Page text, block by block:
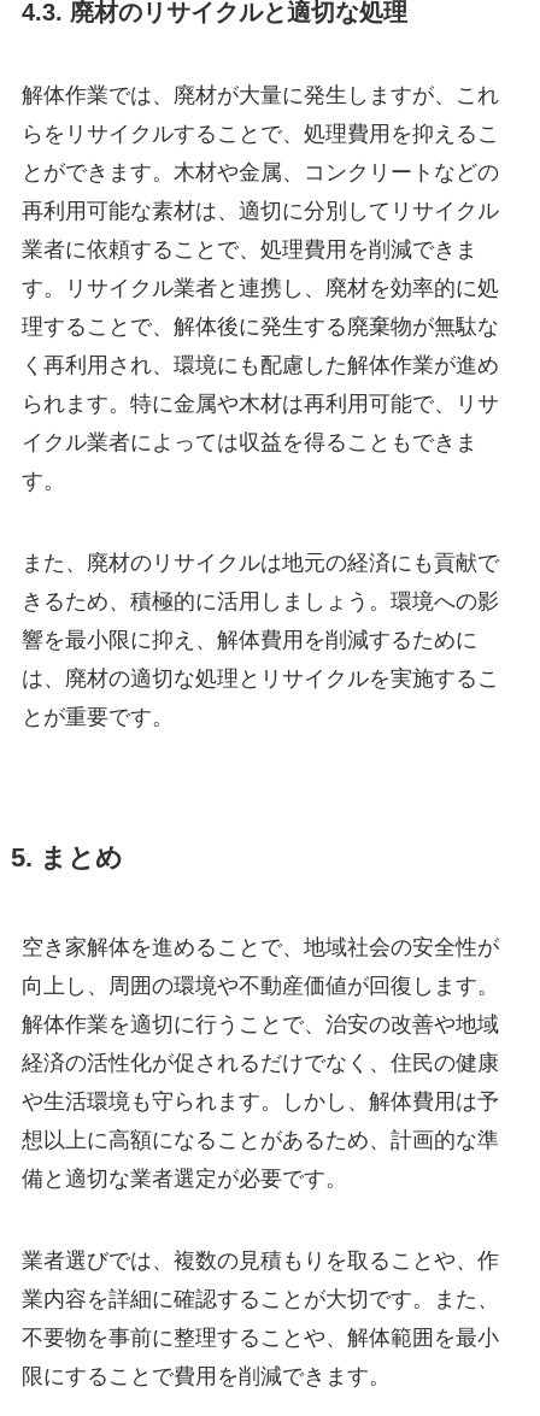
4.3. 廃材のリサイクルと適切な処理
解体作業では、廃材が大量に発生しますが、これ
らをリサイクルすることで、処理費用を抑えるこ
とができます。木材や金属、コンクリートなどの
再利用可能な素材は、適切に分別してリサイクル
業者に依頼することで、処理費用を削減できま
す。リサイクル業者と連携し、廃材を効率的に処
理することで、解体後に発生する廃棄物が無駄な
く再利用され、環境にも配慮した解体作業が進め
られます。特に金属や木材は再利用可能で、リサ
イクル業者によっては収益を得ることもできま
す。
また、廃材のリサイクルは地元の経済にも貢献で
きるため、積極的に活用しましょう。環境への影
響を最小限に抑え、解体費用を削減するために
は、廃材の適切な処理とリサイクルを実施するこ
とが重要です。
5. まとめ
空き家解体を進めることで、地域社会の安全性が
向上し、周囲の環境や不動産価値が回復します。
解体作業を適切に行うことで、治安の改善や地域
経済の活性化が促されるだけでなく、住民の健康
や生活環境も守られます。しかし、解体費用は予
想以上に高額になることがあるため、計画的な準
備と適切な業者選定が必要です。
業者選びでは、複数の見積もりを取ることや、作
業内容を詳細に確認することが大切です。また、
不要物を事前に整理することや、解体範囲を最小
限にすることで費用を削減できます。